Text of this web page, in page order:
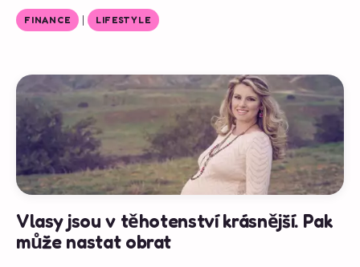
FINANCE | LIFESTYLE
Vlasy jsou v těhotenství krásnější. Pak
může nastat obrat